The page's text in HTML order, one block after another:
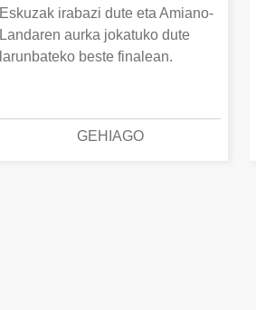
Eskuzak irabazi dute eta Amiano-
Landaren aurka jokatuko dute
larunbateko beste finalean.
GEHIAGO